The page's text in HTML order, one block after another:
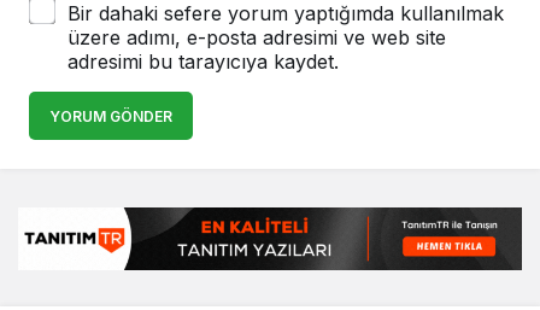
Bir dahaki sefere yorum yaptığımda kullanılmak
üzere adımı, e-posta adresimi ve web site
adresimi bu tarayıcıya kaydet.
YORUM GÖNDER